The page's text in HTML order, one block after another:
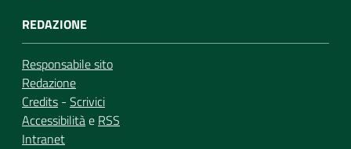
REDAZIONE
Responsabile sito
Redazione
Credits - Scrivici
Accessibilitàe RSS
Intranet